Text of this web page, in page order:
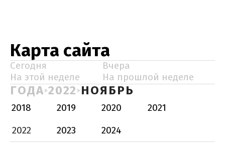
Карта сайта
Сегодня
Вчера
На этой неделе
На прошлой неделе
ГОДА 2022 НОЯБРЬ
2018 2019 2020
2021
2022
2023
2024